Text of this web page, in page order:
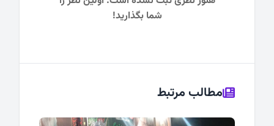
شما بگذارید!
مطالب مرتبط